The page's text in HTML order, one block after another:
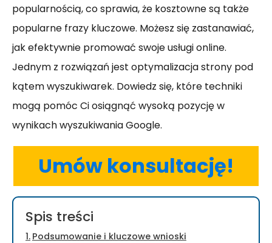
popularnością, co sprawia, że kosztowne są także
popularne frazy kluczowe. Możesz się zastanawiać,
jak efektywnie promować swoje usługi online.
Jednym z rozwiązań jest optymalizacja strony pod
kątem wyszukiwarek. Dowiedz się, które techniki
mogą pomóc Ci osiągnąć wysoką pozycję w
wynikach wyszukiwania Google.
Umów konsultację!
Spis treści
Podsumowanie i kluczowe wnioski